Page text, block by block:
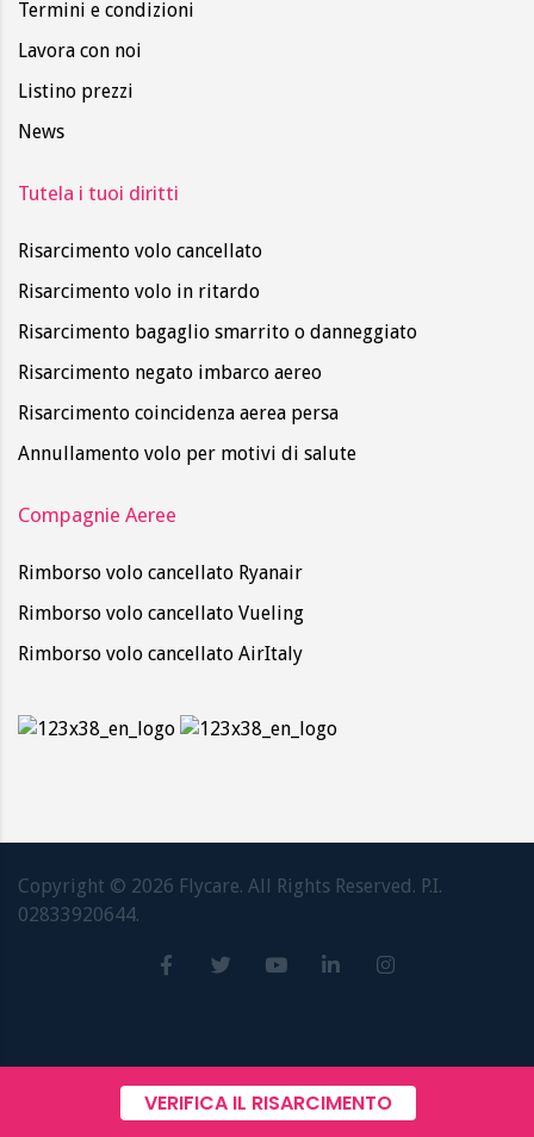
Termini e condizioni
Lavora con noi
Listino prezzi
News
Tutela i tuoi diritti
Risarcimento volo cancellato
Risarcimento volo in ritardo
Risarcimento bagaglio smarrito o danneggiato
Risarcimento negato imbarco aereo
Risarcimento coincidenza aerea persa
Annullamento volo per motivi di salute
Compagnie Aeree
Rimborso volo cancellato Ryanair
Rimborso volo cancellato Vueling
Rimborso volo cancellato AirItaly
Copyright © 2026 Flycare. All Rights Reserved. P.I.
02833920644.
VERIFICA IL RISARCIMENTO